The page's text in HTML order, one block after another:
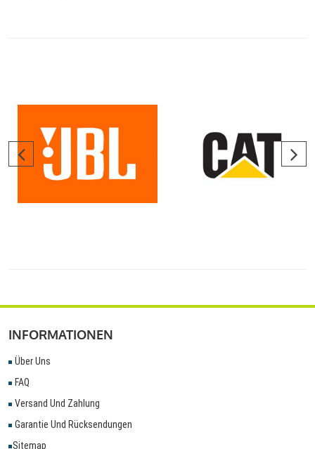
INFORMATIONEN
Über Uns
FAQ
Versand Und Zahlung
Garantie Und Rücksendungen
Sitemap